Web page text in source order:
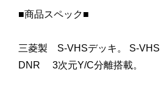
■商品スペック■
三菱製 S-VHSデッキ。 S-VHS
DNR 3次元Y/C分離搭載。